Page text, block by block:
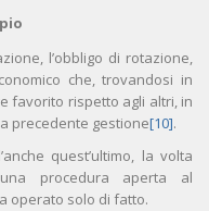
l’obbligo di rotazione,
che, trovandosi in
favorito rispetto agli altri, in
precedente gestione[10].
quest’ultimo, la volta
procedura aperta al
operato solo di fatto.